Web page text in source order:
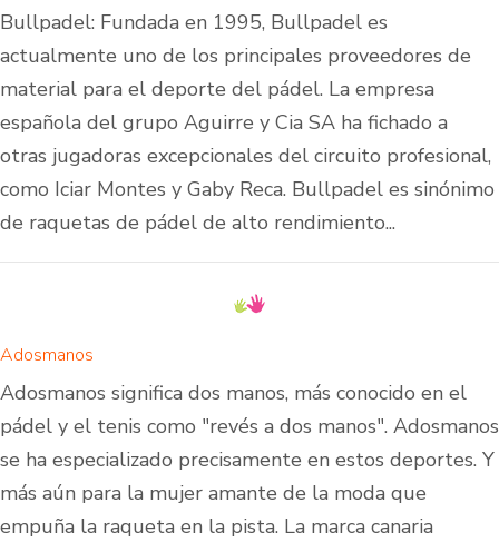
Bullpadel: Fundada en 1995, Bullpadel es
actualmente uno de los principales proveedores de
material para el deporte del pádel. La empresa
española del grupo Aguirre y Cia SA ha fichado a
otras jugadoras excepcionales del circuito profesional,
como Iciar Montes y Gaby Reca. Bullpadel es sinónimo
de raquetas de pádel de alto rendimiento...
Adosmanos
Adosmanos significa dos manos, más conocido en el
pádel y el tenis como "revés a dos manos". Adosmanos
se ha especializado precisamente en estos deportes. Y
más aún para la mujer amante de la moda que
empuña la raqueta en la pista. La marca canaria